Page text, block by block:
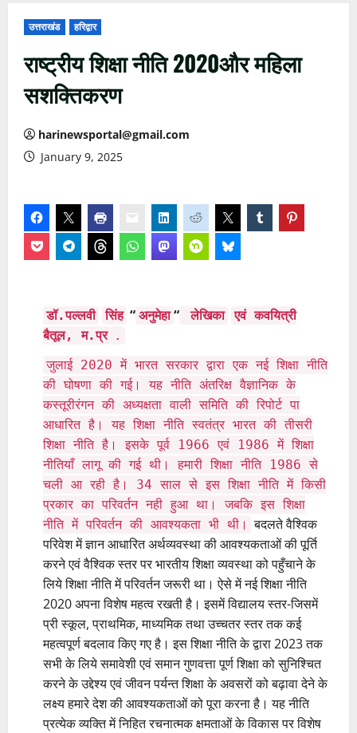
उत्तराखंड हरिद्वार
राष्ट्रीय शिक्षा नीति 2020और महिला
सशक्तिकरण
harinewsportal@gmail.com
January 9, 2025
डॉ.पल्लवी सिंह “ अनुमेहा “ लेखिका
एवं कवयित्री
बैतूल, म.प्र .
जुलाई 2020 में भारत सरकार द्वारा एक नई शिक्षा नीति
की घोषणा की गई। यह नीति अंतरिक्ष वैज्ञानिक के
कस्तूरीरंगन की अध्यक्षता वाली समिति की रिपोर्ट पा
आधारित है। यह शिक्षा नीति स्वतंत्र भारत की तीसरी
शिक्षा नीति है। इसके पूर्व 1966 एवं 1986 में शिक्षा
नीतियाँ लागू की गई थी। हमारी शिक्षा नीति 1986 से
चली आ रही है। 34 साल से इस शिक्षा नीति में किसी
प्रकार का परिवर्तन नही हुआ था। जबकि इस शिक्षा
नीति में परिवर्तन की आवश्यकता भी थी। बदलते वैश्विक
परिवेश में ज्ञान आधारित अर्थव्यवस्था की आवश्यकताओं की पूर्ति
करने एवं वैश्विक स्तर पर भारतीय शिक्षा व्यवस्था को पहुँचाने के
लिये शिक्षा नीति में परिवर्तन जरूरी था। ऐसे में नई शिक्षा नीति
2020 अपना विशेष महत्व रखती है। इसमें विद्यालय स्तर-जिसमें
प्री स्कूल, प्राथमिक, माध्यमिक तथा उच्चतर स्तर तक कई
महत्वपूर्ण बदलाव किए गए है। इस शिक्षा नीति के द्वारा 2023 तक
सभी के लिये समावेशी एवं समान गुणवत्ता पूर्ण शिक्षा को सुनिश्चित
करने के उद्देश्य एवं जीवन पर्यन्त शिक्षा के अवसरों को बढ़ावा देने के
लक्ष्य हमारे देश की आवश्यकताओं को पूरा करना है। यह नीति
प्रत्येक व्यक्ति में निहित रचनात्मक क्षमताओं के विकास पर विशेष